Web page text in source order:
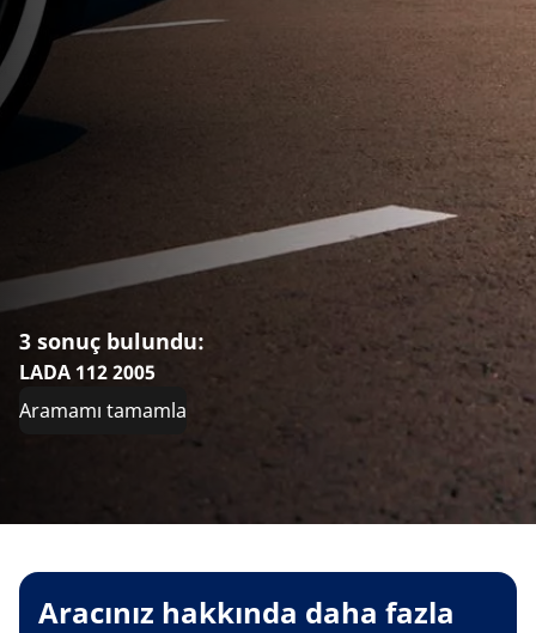
3 sonuç bulundu:
LADA 112 2005
Aramamı tamamla
Aracınız hakkında daha fazla